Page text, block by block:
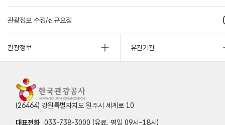
관광정보 수정/신규요청
관광정보 유관기관
(26464) 강원특별자치도 원주시 세계로 10
대표전화 033-738-3000 (유료, 평일 09시~18시)